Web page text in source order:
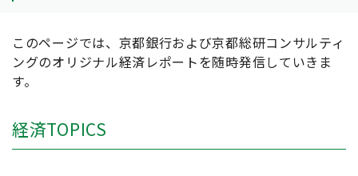
このページでは、京都銀行および京都総研コンサルティ
ングのオリジナル経済レポートを随時発信していきま
す。
経済TOPICS